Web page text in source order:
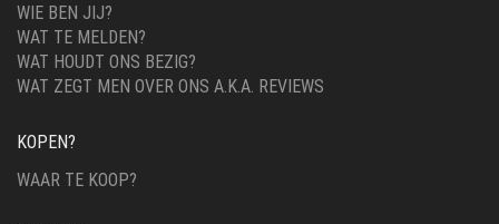
WIE BEN JIJ?
WAT TE MELDEN?
WAT HOUDT ONS BEZIG?
WAT ZEGT MEN OVER ONS A.K.A. REVIEWS
KOPEN?
WAAR TE KOOP?